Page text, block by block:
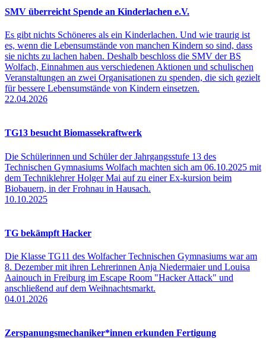
SMV überreicht Spende an Kinderlachen e.V.
Es gibt nichts Schöneres als ein Kinderlachen. Und wie traurig ist
es, wenn die Lebensumstände von manchen Kindern so sind, dass
sie nichts zu lachen haben. Deshalb beschloss die SMV der BS
Wolfach, Einnahmen aus verschiedenen Aktionen und schulischen
Veranstaltungen an zwei Organisationen zu spenden, die sich gezielt
für bessere Lebensumstände von Kindern einsetzen.
22.04.2026
TG13 besucht Biomassekraftwerk
Die Schülerinnen und Schüler der Jahrgangsstufe 13 des
Technischen Gymnasiums Wolfach machten sich am 06.10.2025 mit
dem Techniklehrer Holger Mai auf zu einer Ex-kursion beim
Biobauern, in der Frohnau in Hausach.
10.10.2025
TG bekämpft Hacker
Die Klasse TG11 des Wolfacher Technischen Gymnasiums war am
8. Dezember mit ihren Lehrerinnen Anja Niedermaier und Louisa
Aainouch in Freiburg im Escape Room "Hacker Attack" und
anschließend auf dem Weihnachtsmarkt.
04.01.2026
Zerspanungsmechaniker*innen erkunden Fertigung